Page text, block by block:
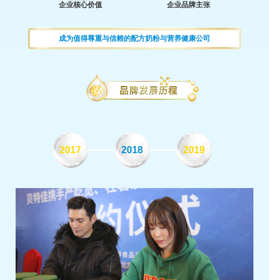
企业核心价值 企业品牌主张
成为值得尊重与信赖的配方奶粉与营养健康公司
2018 2019 2022